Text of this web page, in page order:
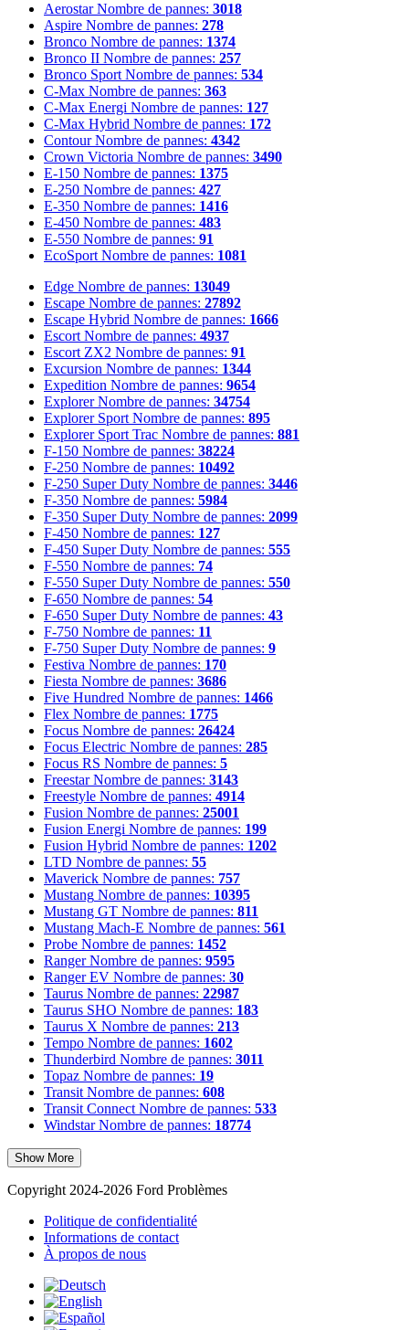
Aerostar Nombre de pannes: 3018
Aspire Nombre de pannes: 278
Bronco Nombre de pannes: 1374
Bronco II Nombre de pannes: 257
Bronco Sport Nombre de pannes: 534
C-Max Nombre de pannes: 363
C-Max Energi Nombre de pannes: 127
C-Max Hybrid Nombre de pannes: 172
Contour Nombre de pannes: 4342
Crown Victoria Nombre de pannes: 3490
E-150 Nombre de pannes: 1375
E-250 Nombre de pannes: 427
E-350 Nombre de pannes: 1416
E-450 Nombre de pannes: 483
E-550 Nombre de pannes: 91
EcoSport Nombre de pannes: 1081
Edge Nombre de pannes: 13049
Escape Nombre de pannes: 27892
Escape Hybrid Nombre de pannes: 1666
Escort Nombre de pannes: 4937
Escort ZX2 Nombre de pannes: 91
Excursion Nombre de pannes: 1344
Expedition Nombre de pannes: 9654
Explorer Nombre de pannes: 34754
Explorer Sport Nombre de pannes: 895
Explorer Sport Trac Nombre de pannes: 881
F-150 Nombre de pannes: 38224
F-250 Nombre de pannes: 10492
F-250 Super Duty Nombre de pannes: 3446
F-350 Nombre de pannes: 5984
F-350 Super Duty Nombre de pannes: 2099
F-450 Nombre de pannes: 127
F-450 Super Duty Nombre de pannes: 555
F-550 Nombre de pannes: 74
F-550 Super Duty Nombre de pannes: 550
F-650 Nombre de pannes: 54
F-650 Super Duty Nombre de pannes: 43
F-750 Nombre de pannes: 11
F-750 Super Duty Nombre de pannes: 9
Festiva Nombre de pannes: 170
Fiesta Nombre de pannes: 3686
Five Hundred Nombre de pannes: 1466
Flex Nombre de pannes: 1775
Focus Nombre de pannes: 26424
Focus Electric Nombre de pannes: 285
Focus RS Nombre de pannes: 5
Freestar Nombre de pannes: 3143
Freestyle Nombre de pannes: 4914
Fusion Nombre de pannes: 25001
Fusion Energi Nombre de pannes: 199
Fusion Hybrid Nombre de pannes: 1202
LTD Nombre de pannes: 55
Maverick Nombre de pannes: 757
Mustang Nombre de pannes: 10395
Mustang GT Nombre de pannes: 811
Mustang Mach-E Nombre de pannes: 561
Probe Nombre de pannes: 1452
Ranger Nombre de pannes: 9595
Ranger EV Nombre de pannes: 30
Taurus Nombre de pannes: 22987
Taurus SHO Nombre de pannes: 183
Taurus X Nombre de pannes: 213
Tempo Nombre de pannes: 1602
Thunderbird Nombre de pannes: 3011
Topaz Nombre de pannes: 19
Transit Nombre de pannes: 608
Transit Connect Nombre de pannes: 533
Windstar Nombre de pannes: 18774
Show More
Copyright 2024-2026 Ford Problèmes
Politique de confidentialité
Informations de contact
À propos de nous